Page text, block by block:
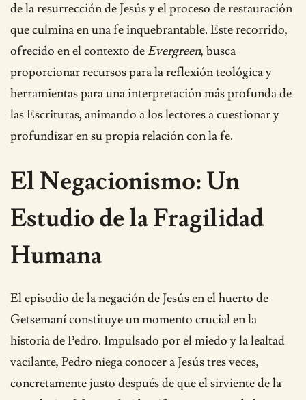
de la resurrección de Jesús y el proceso de restauración
que culmina en una fe inquebrantable. Este recorrido,
ofrecido en el contexto deEvergreen, busca
proporcionar recursos para la reflexión teológica y
herramientas para una interpretación más profunda de
las Escrituras, animando a los lectores a cuestionar y
profundizar en su propia relación con la fe.
El Negacionismo: Un
Estudio de la Fragilidad
Humana
El episodio de la negación de Jesús en el huerto de
Getsemaní constituye un momento crucial en la
historia de Pedro. Impulsado por el miedo y la lealtad
vacilante, Pedro niega conocer a Jesús tres veces,
concretamente justo después de que el sirviente de la